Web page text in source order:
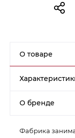
О товаре
О бренде
Фабрика